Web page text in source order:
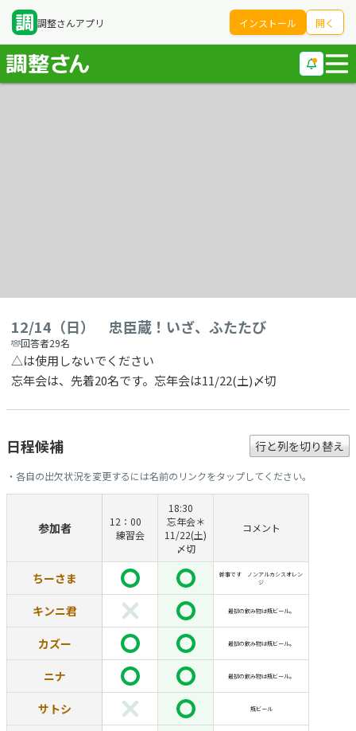
調整さんアプリ インストール 開く
12/14（日） 忠臣蔵！いざ、ふたたび
回答者29名
△は使用しないでください
忘年会は、先着20名です。忘年会は11/22(土)〆切
日程候補 行と列を切り替え
・各自の出欠状況を変更するには名前のリンクをタップしてください。
参加者
12：00
練習会
18:30
忘年会＊
11/22(土)
〆切
コメント
ちーさま
幹事です ノンアルカシスオレン
ジ
キンニ君 最初の飲み物は瓶ビール。
カズー 最初の飲み物は瓶ビール。
ニナ 最初の飲み物は瓶ビール。
サトシ 瓶ビール